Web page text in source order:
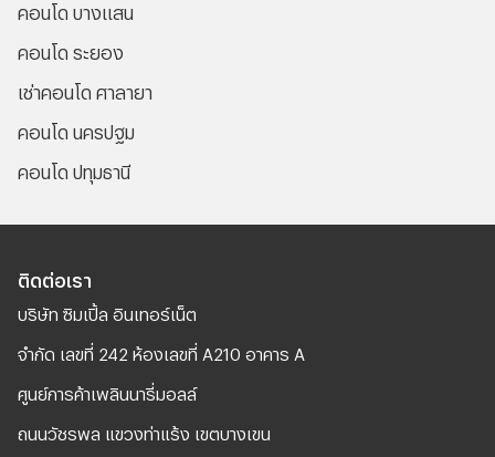
คอนโด บางแสน
คอนโด ระยอง
เช่าคอนโด ศาลายา
คอนโด นครปฐม
คอนโด ปทุมธานี
ติดต่อเรา
บริษัท ซิมเปิ้ล อินเทอร์เน็ต
จํากัด เลขที่ 242 ห้องเลขที่ A210 อาคาร A
ศูนย์การค้าเพลินนารี่มอลล์
ถนนวัชรพล แขวงท่าแร้ง เขตบางเขน